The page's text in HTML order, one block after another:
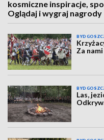
kosmiczne inspiracje,
Oglądaj i wygraj nagrody
Za
Las,